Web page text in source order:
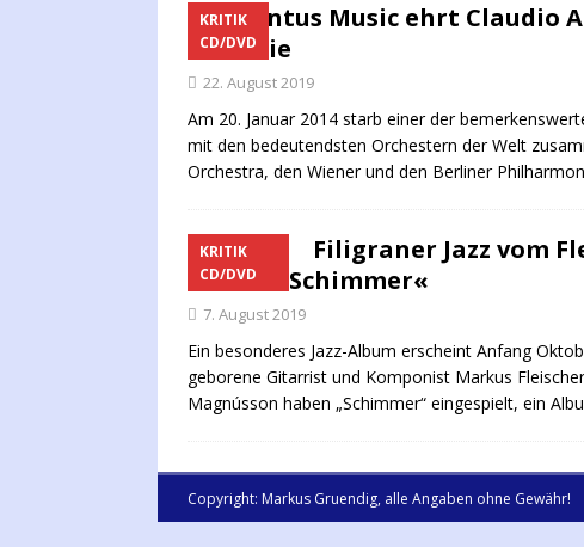
KRITIK
CD/DVD
Accentus Music ehrt Claudio
Sinfonie
22. August 2019
Am 20. Januar 2014 starb einer der
mit den bedeutendsten Orchestern der Welt
Orchestra, den Wiener und den Berliner
KRITIK
CD/DVD
Filigraner Jazz vom
Album »Schimmer«
7. August 2019
Ein besonderes Jazz-Album erscheint Anfang
geborene Gitarrist und Komponist Markus
Magnússon haben „Schimmer“ eingespielt, ein
Copyright: Markus Gruendig, alle Angaben ohne Gewähr!